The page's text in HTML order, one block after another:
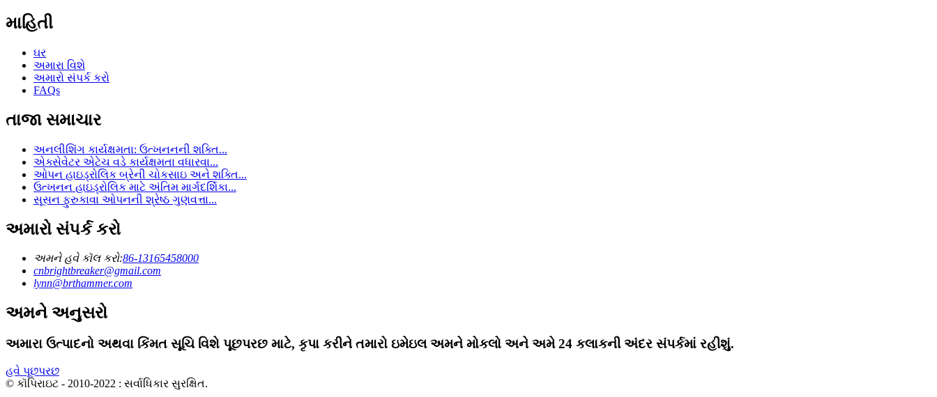
માહિતી
ઘર
અમારા વિશે
અમારો સંપર્ક કરો
FAQs
તાજા સમાચાર
અનલીશિંગ કાર્યક્ષમતા: ઉત્ખનનની શક્તિ...
એક્સેવેટર એટેચ વડે કાર્યક્ષમતા વધારવા...
ઓપન હાઇડ્રોલિક બ્રેની ચોકસાઇ અને શક્તિ...
ઉત્ખનન હાઇડ્રોલિક માટે અંતિમ માર્ગદર્શિકા...
સૂસન ફુરુકાવા ઓપનની શ્રેષ્ઠ ગુણવત્તા...
અમારો સંપર્ક કરો
અમને હવે કૉલ કરો:86-13165458000
cnbrightbreaker@gmail.com
lynn@brthammer.com
અમને અનુસરો
અમારા ઉત્પાદનો અથવા કિંમત સૂચિ વિશે પૂછપરછ માટે, કૃપા કરીને તમારો ઇમેઇલ અમને મોકલો અને અમે 24 કલાકની અંદર સંપર્કમાં રહીશું.
હવે પૂછપરછ
© કૉપિરાઇટ - 2010-2022 : સર્વાધિકાર સુરક્ષિત.